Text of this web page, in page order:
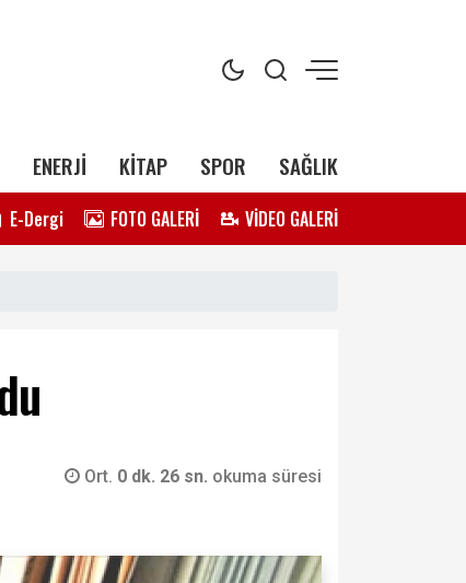
ENERJİ KİTAP SPOR SAĞLIK
E-Dergi FOTO GALERİ VİDEO GALERİ
Ort. 0 dk. 26 sn. okuma süresi